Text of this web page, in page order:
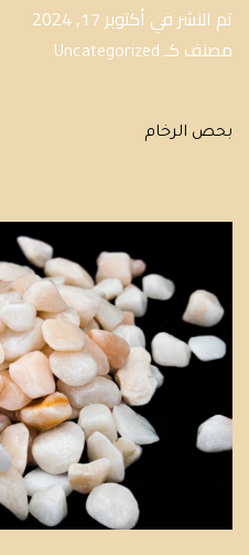
تم النشر في أكتوبر 17, 2024
مصنف كـ Uncategorized
بحص الرخام